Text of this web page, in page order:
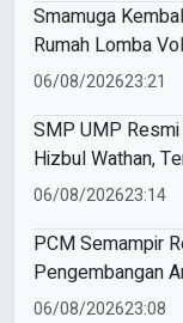
Smamuga
Rumah Lomba
81 Kecamatan
06/08/202623:21
SMP UMP
Hizbul Wathan,
Cerita” Curi
06/08/202623:14
PCM Semampir
Pengembangan
Muhammadiyah
06/08/202623:08